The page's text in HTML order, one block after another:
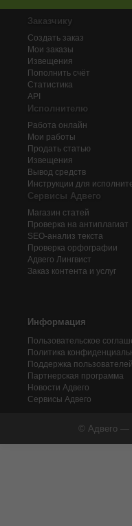
Заказчику
Создать заказ
Мои заказы
Извещения
Пополнить счёт
Статистика
API
Исполнителю
Работа онлайн
Мои работы
Продать статью
Извещения
Вывод средств
Инструкции для
Сервисы Адвего
Магазин статей
Проверка на антиплагиат
SEO-анализ текста
Проверка орфографии
Адвего Лингвист
Заказ контента и услуг
Информация
Пользовательское
Политика
Поддержка пользователей
Партнерская программа
Новости Адвего
Сервисы Адвего
© Адвего —